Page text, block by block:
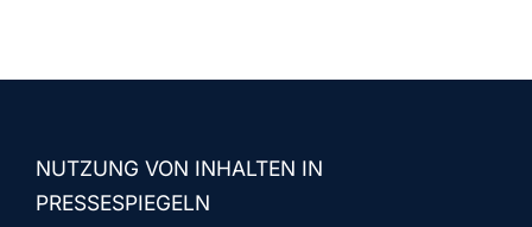
NUTZUNG VON INHALTEN IN
PRESSESPIEGELN